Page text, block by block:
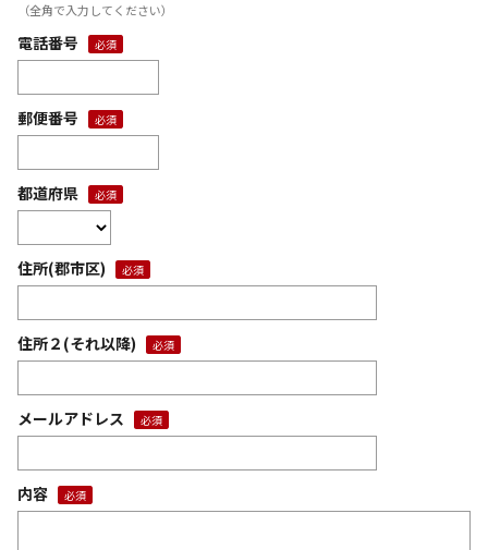
（全角で入力してください）
電話番号
郵便番号
都道府県
住所(郡市区)
住所２(それ以降)
メールアドレス
内容